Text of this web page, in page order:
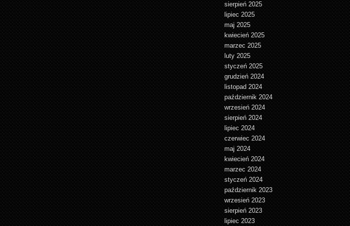
sierpień 2025
lipiec 2025
maj 2025
kwiecień 2025
marzec 2025
luty 2025
styczeń 2025
grudzień 2024
listopad 2024
październik 2024
wrzesień 2024
sierpień 2024
lipiec 2024
czerwiec 2024
maj 2024
kwiecień 2024
marzec 2024
styczeń 2024
październik 2023
wrzesień 2023
sierpień 2023
lipiec 2023